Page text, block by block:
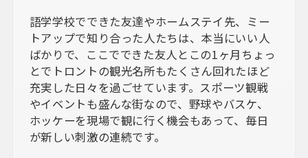
語学学校でできた友達やホームステイ先、ミー
トアップで知り合った人たちは、本当にいい人
ばかりで、ここでできた友人とこの1ヶ月ちょっ
とでトロントの観光名所もたくさん回れたほど
充実した日々を過ごせています。スポーツ観戦
やイベントも盛んな街なので、野球やバスケ、
ホッケーを現場で観に行く機会もあって、毎日
が新しい刺激の連続です。